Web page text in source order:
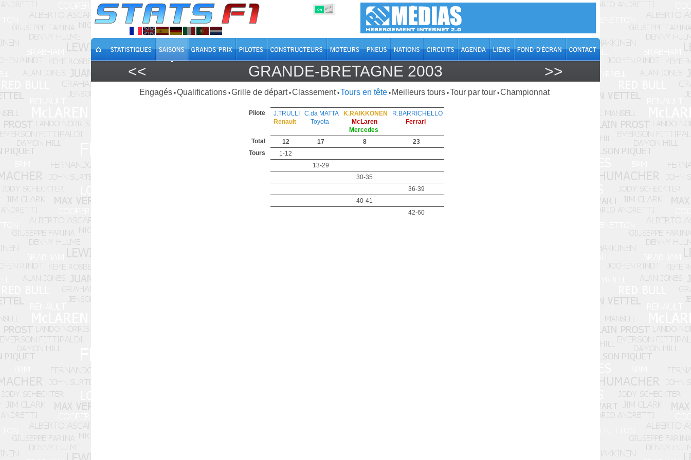
ON OFF
<< GRANDE-BRETAGNE 2003 >>
Engagés •Qualifications •Grille de départ •Classement •Tours en tête • Meilleurs tours •Tour par tour •Championnat
Pilote
J.TRULLI
Renault
C.da MATTA
Toyota
K.RAIKKONEN
McLaren
Mercedes
R.BARRICHELLO
Ferrari
Total 12 17 8
23
Tours
1-12
13-29
30-35
36-39
40-41
42-60